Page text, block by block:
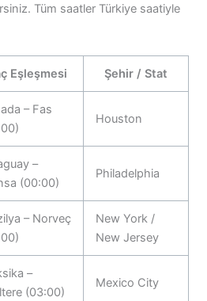
Tüm saatler Türkiye saatiyle
Eşleşmesi Şehir / Stat
– Fas
Houston
–
(00:00)
Philadelphia
– Norveç
New York /
New Jersey
–
(03:00)
Mexico City